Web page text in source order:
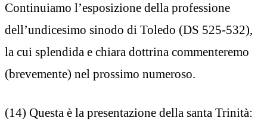
Continuiamo l’esposizione della professione
dell’undicesimo sinodo di Toledo (DS 525-532),
la cui splendida e chiara dottrina commenteremo
(brevemente) nel prossimo numeroso.
(14) Questa è la presentazione della santa Trinità: